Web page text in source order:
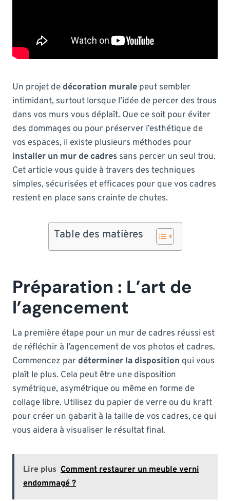
Un projet de décoration murale peut sembler
intimidant, surtout lorsque l’idée de percer des trous
dans vos murs vous déplaît. Que ce soit pour éviter
des dommages ou pour préserver l’esthétique de
vos espaces, il existe plusieurs méthodes pour
installer un mur de cadres sans percer un seul trou.
Cet article vous guide à travers des techniques
simples, sécurisées et efficaces pour que vos cadres
restent en place sans crainte de chutes.
Table des matières
Préparation : L’art de
l’agencement
La première étape pour un mur de cadres réussi est
de réfléchir à l’agencement de vos photos et cadres.
Commencez par déterminer la disposition qui vous
plaît le plus. Cela peut être une disposition
symétrique, asymétrique ou même en forme de
collage libre. Utilisez du papier de verre ou du kraft
pour créer un gabarit à la taille de vos cadres, ce qui
vous aidera à visualiser le résultat final.
Lire plus Comment restaurer un meuble verni
endommagé ?